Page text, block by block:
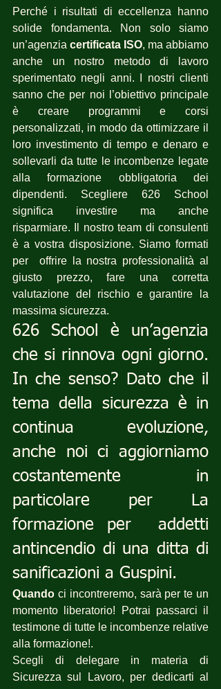
Perché i risultati di eccellenza hanno
solide fondamenta. Non solo siamo
un’agenzia certificata ISO, ma abbiamo
anche un nostro metodo di lavoro
sperimentato negli anni. I nostri clienti
sanno che per noi l’obiettivo principale
è creare programmi e corsi
personalizzati, in modo da ottimizzare il
loro investimento di tempo e denaro e
sollevarli da tutte le incombenze legate
alla formazione obbligatoria dei
dipendenti. Scegliere 626 School
significa investire ma anche
risparmiare. Il nostro team di consulenti
è a vostra disposizione. Siamo formati
per  offrire la nostra professionalità al
giusto prezzo, fare una corretta
valutazione del rischio e garantire la
massima sicurezza.
626 School è un’agenzia
che si rinnova ogni giorno.
In che senso? Dato che il
tema della sicurezza è in
continua evoluzione,
anche noi ci aggiorniamo
costantemente in
particolare per La
formazione per  addetti
antincendio di una ditta di
sanificazioni a Guspini.
Quando ci incontreremo, sarà per te un
momento liberatorio! Potrai passarci il
testimone di tutte le incombenze relative
alla formazione!.
Scegli di delegare in materia di
Sicurezza sul Lavoro, per dedicarti al